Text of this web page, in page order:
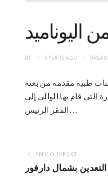
BY 5 YEARS AGO
طبية مقدمة من بعثة
التي قام بها الوالي إلى
المقر الرئيس…
PREVIOUS POST
بشمال دارفور